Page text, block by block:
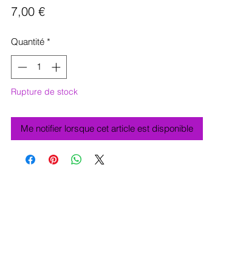
7,00 €Prix
Quantité *
Rupture de stock
Me notifier lorsque cet article est disponible